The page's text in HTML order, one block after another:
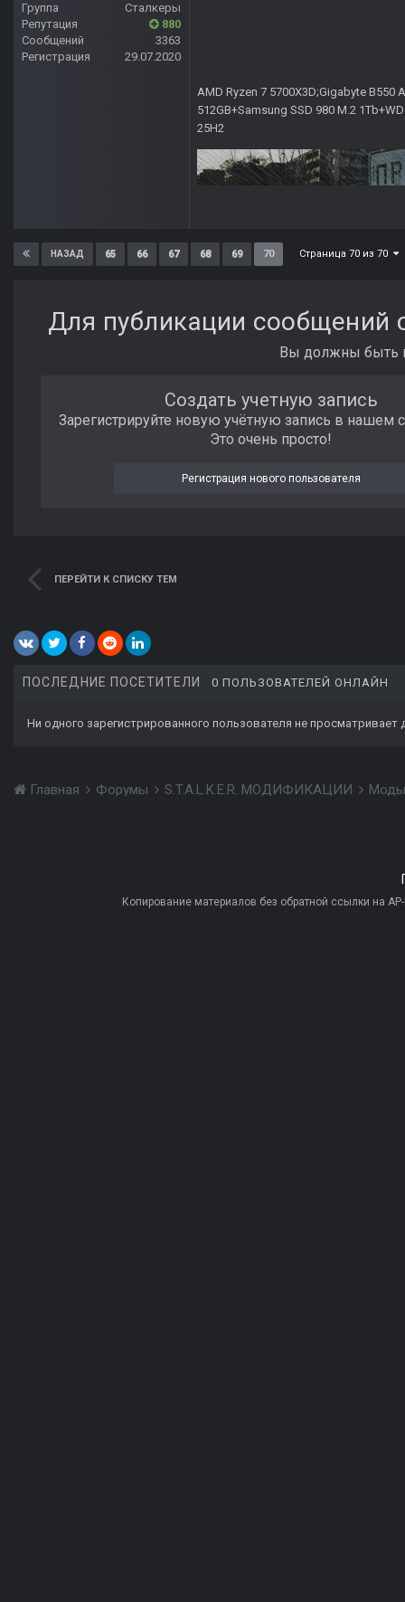
Группа
Сталкеры
Репутация
880
Сообщений
3363
Регистрация
29.07.2020
AMD Ryzen 7 5700X3D;Gigabyte B550
512GB+Samsung SSD 980 M.2
25H2
НАЗАД 65 66 67 68 69 70 Страница 70 из 70
Для публикации сообщений
Вы должны быть
Создать учетную запись
Зарегистрируйте новую учётную запись в нашем
Это очень просто!
Регистрация нового пользователя
ПЕРЕЙТИ К СПИСКУ ТЕМ
ПОСЛЕДНИЕ ПОСЕТИТЕЛИ 0 ПОЛЬЗОВАТЕЛЕЙ ОНЛАЙН
Ни одного зарегистрированного пользователя не просматривает
Главная Форумы S.T.A.L.K.E.R. МОДИФИКАЦИИ
Копирование материалов без обратной ссылки на